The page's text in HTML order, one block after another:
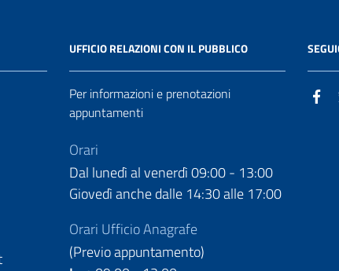
UFFICIO RELAZIONI CON IL PUBBLICO
Per informazioni e prenotazioni
appuntamenti
Orari
Dal lunedì al venerdì 09:00 - 13:00
Giovedì anche dalle 14:30 alle 17:00
Orari Ufficio Anagrafe
(Previo appuntamento)